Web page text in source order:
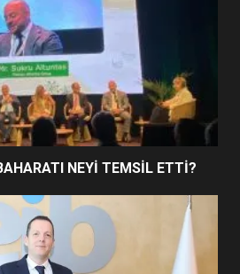
GURURU TÜRKİYE
NE BAŞARDI?
NE DEĞİŞTİ?
NEYİ TEMSİL ETTİ?